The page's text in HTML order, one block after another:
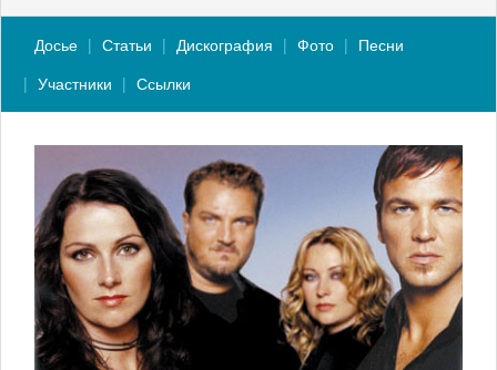
Досье Статьи Дискография Фото
Песни
Участники
Ссылки